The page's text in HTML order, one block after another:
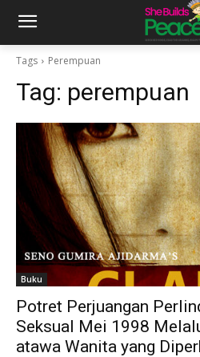
Tags Perempuan
Tag: perempuan
Buku
Potret Perjuangan
Seksual Mei 1998
atawa Wanita yang